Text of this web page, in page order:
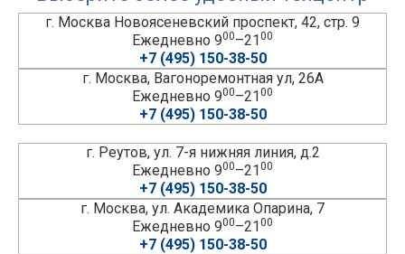
г. Москва Новоясеневский проспект, 42, стр. 9
Ежедневно 900–2100
+7 (495) 150-38-50
г. Москва, Вагоноремонтная ул, 26А
Ежедневно 900–2100
+7 (495) 150-38-50
г. Реутов, ул. 7-я нижняя линия, д.2
Ежедневно 900–2100
+7 (495) 150-38-50
г. Москва, ул. Академика Опарина, 7
Ежедневно 900–2100
+7 (495) 150-38-50